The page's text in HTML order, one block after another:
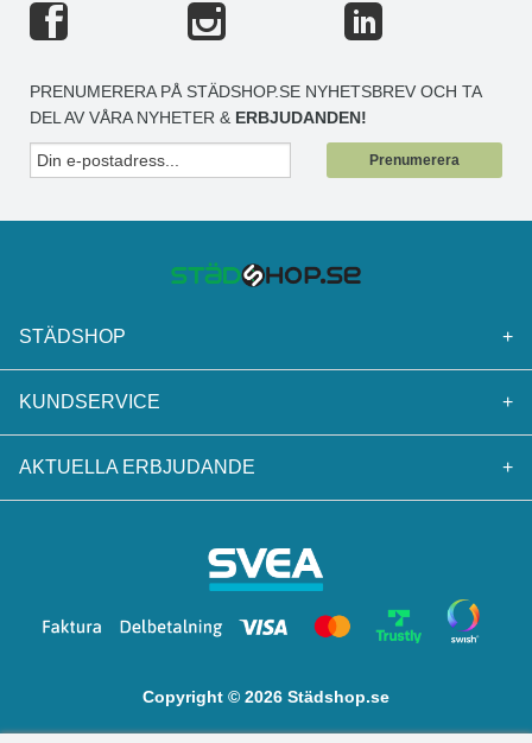
PRENUMERERA PÅ STÄDSHOP.SE NYHETSBREV OCH TA
DEL AV VÅRA NYHETER & ERBJUDANDEN!
Prenumerera
STÄDSHOP +
KUNDSERVICE +
AKTUELLA ERBJUDANDE +
Copyright © 2026 Städshop.se